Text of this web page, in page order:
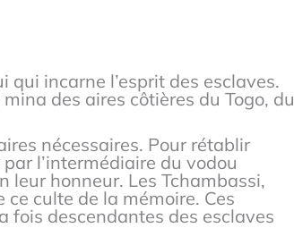
incarne l’esprit des esclaves.
des aires côtières du Togo, du
nécessaires. Pour rétablir
l’intermédiaire du vodou
leur honneur. Les Tchambassi,
culte de la mémoire. Ces
fois descendantes des esclaves